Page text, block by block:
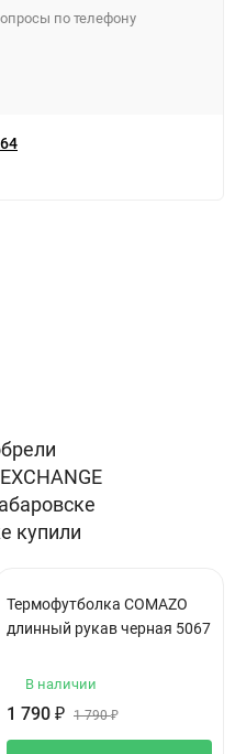
по телефону
купили
Термофутболка COMAZO
длинный рукав черная 5067
В наличии
1 790 ₽ 1 790₽